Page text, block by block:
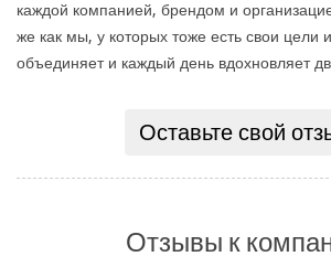
каждой компанией, брендом и
же как мы, у которых тоже есть свои цели
объединяет и каждый день вдохновляет
Оставьте свой
Отзывы к